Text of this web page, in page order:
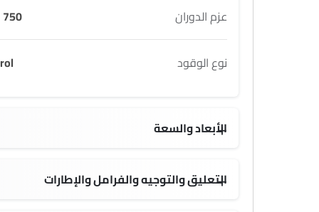
عزم الدوران 750 Nm
نوع الوقود
الأبعاد والسعة
التعليق والتوجيه والفرامل والإطارات